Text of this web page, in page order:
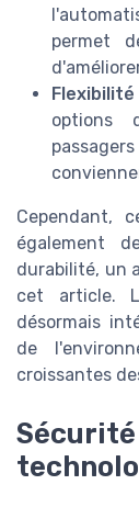
permet
options
Cependant,
également
durabilité, un
cet article.
désormais
de
croissantes